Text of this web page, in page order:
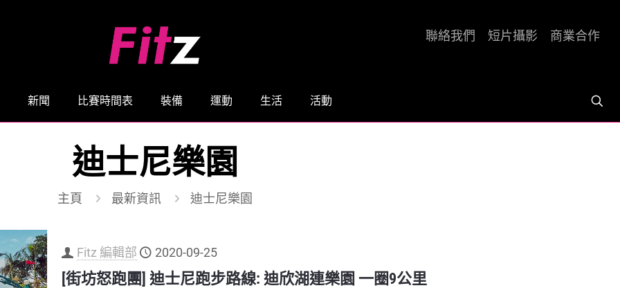
新聞 比賽時間表 裝備 運動 生活 活動
聯絡我們 短片攝影 商業合作
迪士尼樂園
主頁 最新資訊 迪士尼樂園
Fitz 編輯部 2020-09-25
[街坊怒跑團] 迪士尼跑步路線: 迪欣湖連樂園 一圈9公里